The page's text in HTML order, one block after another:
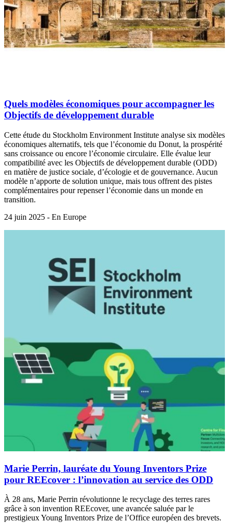
Quels modèles économiques pour accompagner les
Objectifs de développement durable
Cette étude du Stockholm Environment Institute analyse six modèles
économiques alternatifs, tels que l’économie du Donut, la prospérité
sans croissance ou encore l’économie circulaire. Elle évalue leur
compatibilité avec les Objectifs de développement durable (ODD)
en matière de justice sociale, d’écologie et de gouvernance. Aucun
modèle n’apporte de solution unique, mais tous offrent des pistes
complémentaires pour repenser l’économie dans un monde en
transition.
24 juin 2025 - En Europe
Marie Perrin, lauréate du Young Inventors Prize
pour REEcover : l’innovation au service des ODD
À 28 ans, Marie Perrin révolutionne le recyclage des terres rares
grâce à son invention REEcover, une avancée saluée par le
prestigieux Young Inventors Prize de l’Office européen des brevets.